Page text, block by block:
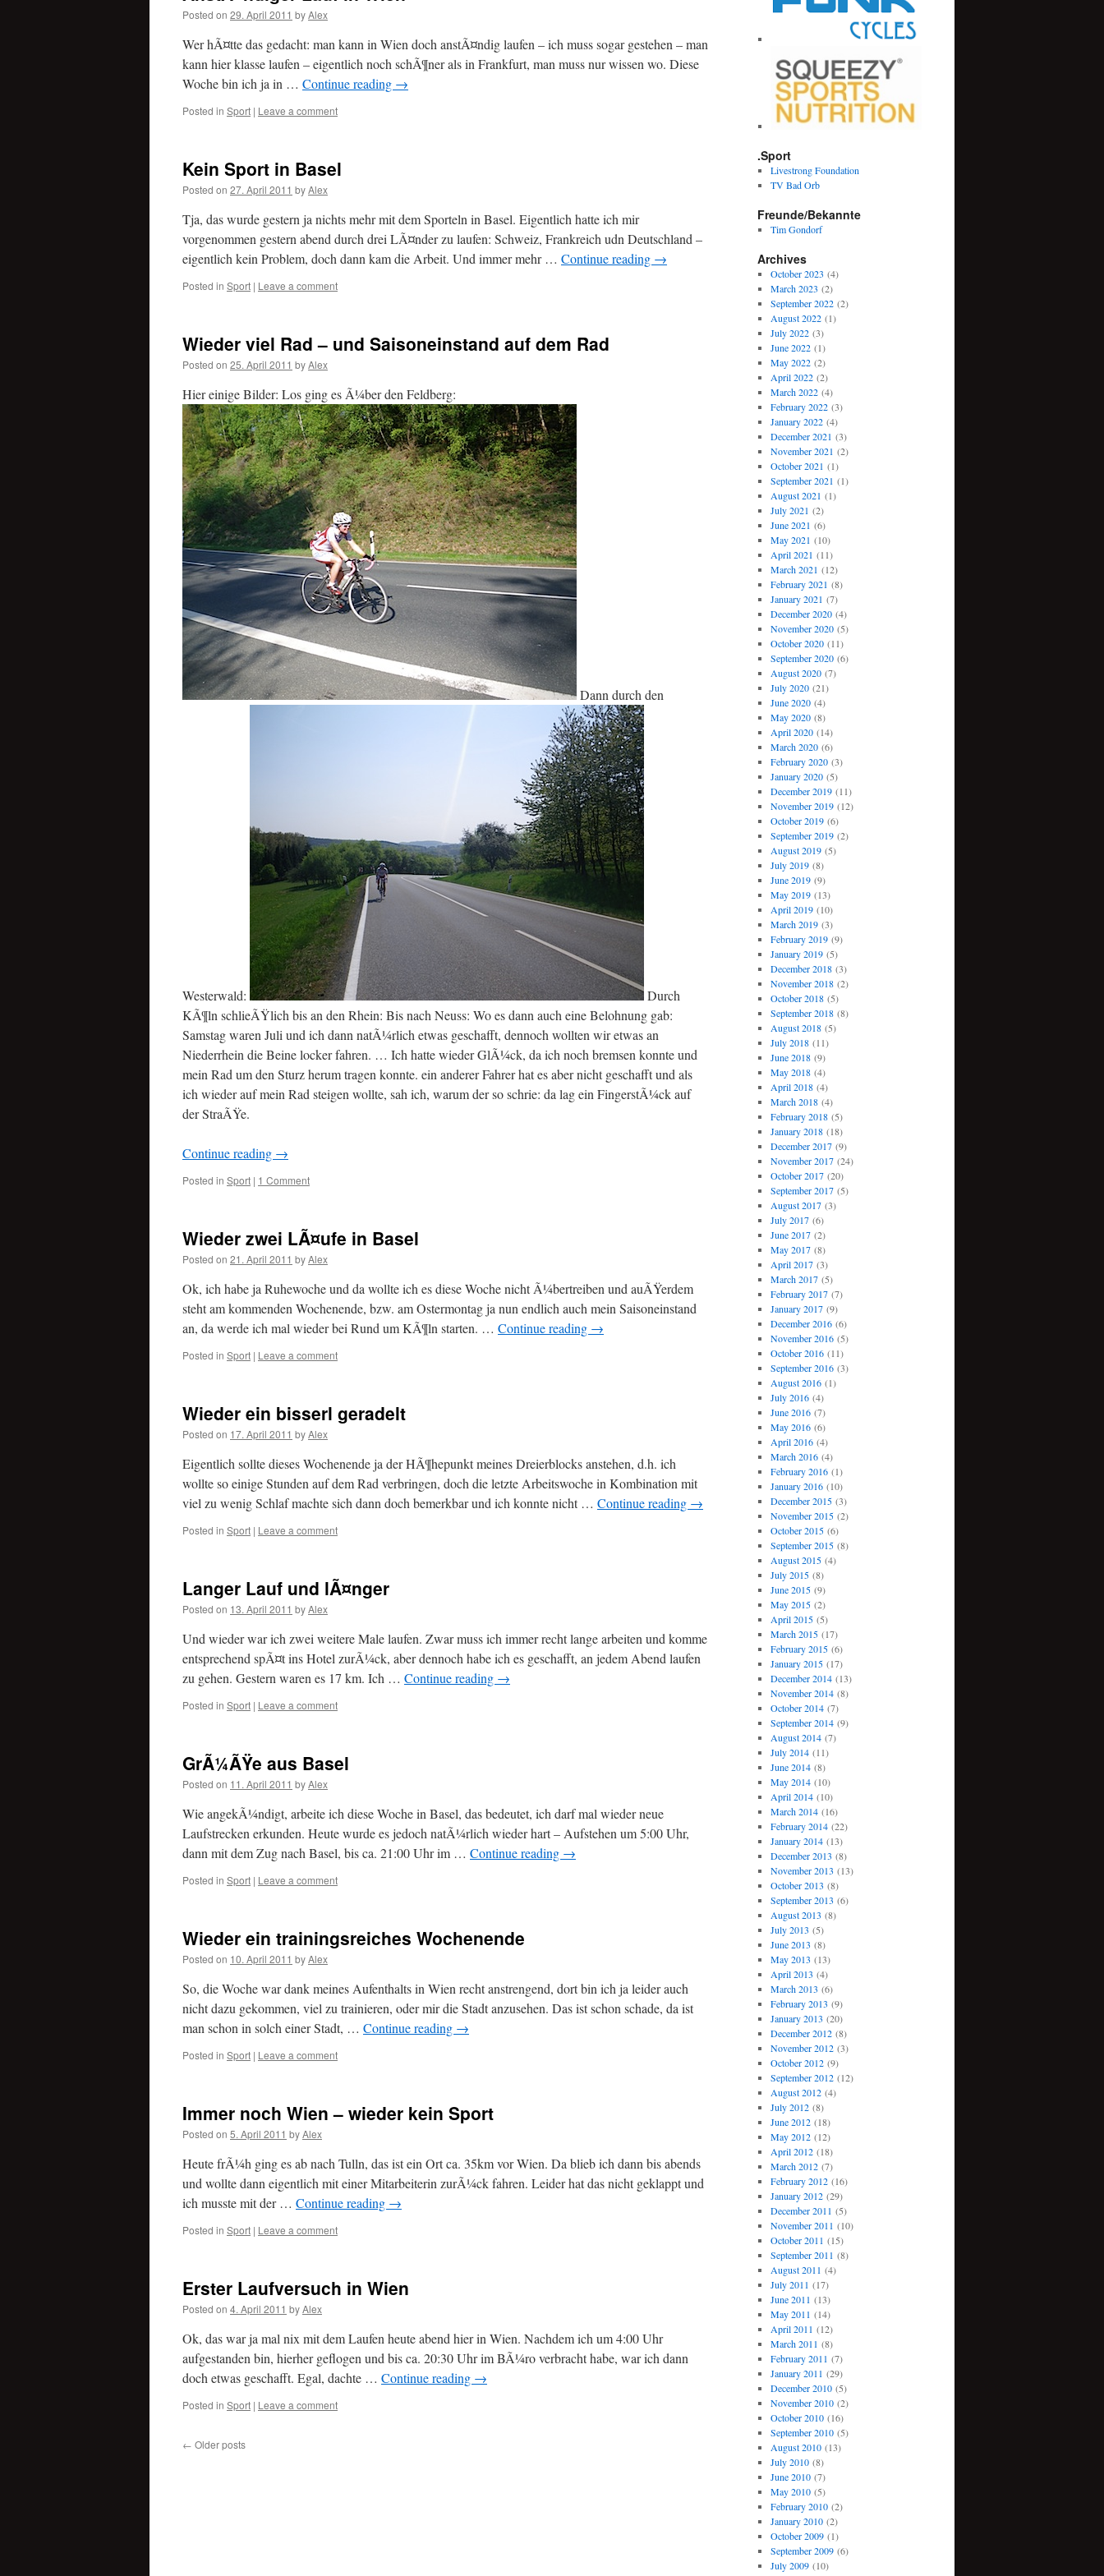
Posted on 29. April 2011 byAlex
Wer hÃ¤tte das gedacht: man kann in Wien doch anstÃ¤ndig laufen – ich muss sogar gestehen – man
kann hier klasse laufen – eigentlich noch schÃ¶ner als in Frankfurt, man muss nur wissen wo. Diese
Woche bin ich ja in … Continue reading →
Posted in Sport | Leave a comment
Kein Sport in Basel
Posted on 27. April 2011 byAlex
Tja, das wurde gestern ja nichts mehr mit dem Sporteln in Basel. Eigentlich hatte ich mir
vorgenommen gestern abend durch drei LÃ¤nder zu laufen: Schweiz, Frankreich udn Deutschland –
eigentlich kein Problem, doch dann kam die Arbeit. Und immer mehr … Continue reading →
Posted in Sport | Leave a comment
Wieder viel Rad – und Saisoneinstand auf dem Rad
Posted on 25. April 2011 byAlex
Hier einige Bilder: Los ging es Ã¼ber den Feldberg:
Dann durch den
Westerwald:
Durch
KÃ¶ln schlieÃŸlich bis an den Rhein: Bis nach Neuss: Wo es dann auch eine Belohnung gab:
Samstag waren Juli und ich dann natÃ¼rlich etwas geschafft, dennoch wollten wir etwas an
Niederrhein die Beine locker fahren. … Ich hatte wieder GlÃ¼ck, da ich noch bremsen konnte und
mein Rad um den Sturz herum tragen konnte. ein anderer Fahrer hat es aber nicht geschafft und als
ich wieder auf mein Rad steigen wollte, sah ich, warum der so schrie: da lag ein FingerstÃ¼ck auf
der StraÃŸe.
Continue reading →
Posted in Sport | 1 Comment
Wieder zwei LÃ¤ufe in Basel
Posted on 21. April 2011 byAlex
Ok, ich habe ja Ruhewoche und da wollte ich es diese Woche nicht Ã¼bertreiben und auÃŸerdem
steht am kommenden Wochenende, bzw. am Ostermontag ja nun endlich auch mein Saisoneinstand
an, da werde ich mal wieder bei Rund um KÃ¶ln starten. … Continue reading →
Posted in Sport | Leave a comment
Wieder ein bisserl geradelt
Posted on 17. April 2011 byAlex
Eigentlich sollte dieses Wochenende ja der HÃ¶hepunkt meines Dreierblocks anstehen, d.h. ich
wollte so einige Stunden auf dem Rad verbringen, doch die letzte Arbeitswoche in Kombination mit
viel zu wenig Schlaf machte sich dann doch bemerkbar und ich konnte nicht … Continue reading →
Posted in Sport | Leave a comment
Langer Lauf und lÃ¤nger
Posted on 13. April 2011 byAlex
Und wieder war ich zwei weitere Male laufen. Zwar muss ich immer recht lange arbeiten und komme
entsprechend spÃ¤t ins Hotel zurÃ¼ck, aber dennoch habe ich es geschafft, an jedem Abend laufen
zu gehen. Gestern waren es 17 km. Ich … Continue reading →
Posted in Sport | Leave a comment
GrÃ¼ÃŸe aus Basel
Posted on 11. April 2011 byAlex
Wie angekÃ¼ndigt, arbeite ich diese Woche in Basel, das bedeutet, ich darf mal wieder neue
Laufstrecken erkunden. Heute wurde es jedoch natÃ¼rlich wieder hart – Aufstehen um 5:00 Uhr,
dann mit dem Zug nach Basel, bis ca. 21:00 Uhr im … Continue reading →
Posted in Sport | Leave a comment
Wieder ein trainingsreiches Wochenende
Posted on 10. April 2011 byAlex
So, die Woche war dank meines Aufenthalts in Wien recht anstrengend, dort bin ich ja leider auch
nicht dazu gekommen, viel zu trainieren, oder mir die Stadt anzusehen. Das ist schon schade, da ist
man schon in solch einer Stadt, … Continue reading →
Posted in Sport | Leave a comment
Immer noch Wien – wieder kein Sport
Posted on 5. April 2011 byAlex
Heute frÃ¼h ging es ab nach Tulln, das ist ein Ort ca. 35km vor Wien. Da blieb ich dann bis abends
und wollte dann eigentlich mit einer Mitarbeiterin zurÃ¼ck fahren. Leider hat das nicht geklappt und
ich musste mit der … Continue reading →
Posted in Sport | Leave a comment
Erster Laufversuch in Wien
Posted on 4. April 2011 byAlex
Ok, das war ja mal nix mit dem Laufen heute abend hier in Wien. Nachdem ich um 4:00 Uhr
aufgestanden bin, hierher geflogen und bis ca. 20:30 Uhr im BÃ¼ro verbracht habe, war ich dann
doch etwas geschafft. Egal, dachte … Continue reading →
Posted in Sport | Leave a comment
← Older posts
.Sport
Livestrong Foundation
TV Bad Orb
Freunde/Bekannte
Tim Gondorf
Archives
October 2023 (4)
March 2023 (2)
September 2022(2)
August 2022(1)
July 2022(3)
June 2022(1)
May 2022(2)
April 2022(2)
March 2022(4)
February 2022(3)
January 2022(4)
December 2021 (3)
November 2021 (2)
October 2021 (1)
September 2021 (1)
August 2021 (1)
July 2021 (2)
June 2021 (6)
May 2021 (10)
April 2021 (11)
March 2021 (12)
February 2021 (8)
January 2021 (7)
December 2020(4)
November 2020(5)
October 2020(11)
September 2020(6)
August 2020(7)
July 2020(21)
June 2020(4)
May 2020(8)
April 2020(14)
March 2020(6)
February 2020(3)
January 2020(5)
December 2019(11)
November 2019(12)
October 2019(6)
September 2019(2)
August 2019(5)
July 2019(8)
June 2019(9)
May 2019(13)
April 2019(10)
March 2019(3)
February 2019(9)
January 2019(5)
December 2018(3)
November 2018(2)
October 2018(5)
September 2018(8)
August 2018(5)
July 2018(11)
June 2018(9)
May 2018(4)
April 2018(4)
March 2018(4)
February 2018(5)
January 2018(18)
December 2017(9)
November 2017(24)
October 2017(20)
September 2017(5)
August 2017(3)
July 2017(6)
June 2017(2)
May 2017(8)
April 2017(3)
March 2017(5)
February 2017(7)
January 2017(9)
December 2016(6)
November 2016(5)
October 2016(11)
September 2016(3)
August 2016(1)
July 2016(4)
June 2016(7)
May 2016(6)
April 2016(4)
March 2016(4)
February 2016(1)
January 2016(10)
December 2015(3)
November 2015(2)
October 2015(6)
September 2015(8)
August 2015(4)
July 2015(8)
June 2015(9)
May 2015(2)
April 2015(5)
March 2015(17)
February 2015(6)
January 2015(17)
December 2014(13)
November 2014(8)
October 2014(7)
September 2014(9)
August 2014(7)
July 2014(11)
June 2014(8)
May 2014(10)
April 2014(10)
March 2014(16)
February 2014(22)
January 2014(13)
December 2013 (8)
November 2013 (13)
October 2013 (8)
September 2013 (6)
August 2013 (8)
July 2013 (5)
June 2013 (8)
May 2013 (13)
April 2013 (4)
March 2013 (6)
February 2013 (9)
January 2013 (20)
December 2012(8)
November 2012(3)
October 2012(9)
September 2012(12)
August 2012(4)
July 2012(8)
June 2012(18)
May 2012(12)
April 2012(18)
March 2012(7)
February 2012(16)
January 2012(29)
December 2011 (5)
November 2011 (10)
October 2011 (15)
September 2011 (8)
August 2011 (4)
July 2011 (17)
June 2011 (13)
May 2011 (14)
April 2011 (12)
March 2011 (8)
February 2011 (7)
January 2011 (29)
December 2010(5)
November 2010(2)
October 2010(16)
September 2010(5)
August 2010(13)
July 2010(8)
June 2010(7)
May 2010(5)
February 2010(2)
January 2010(2)
October 2009(1)
September 2009(6)
July 2009(10)